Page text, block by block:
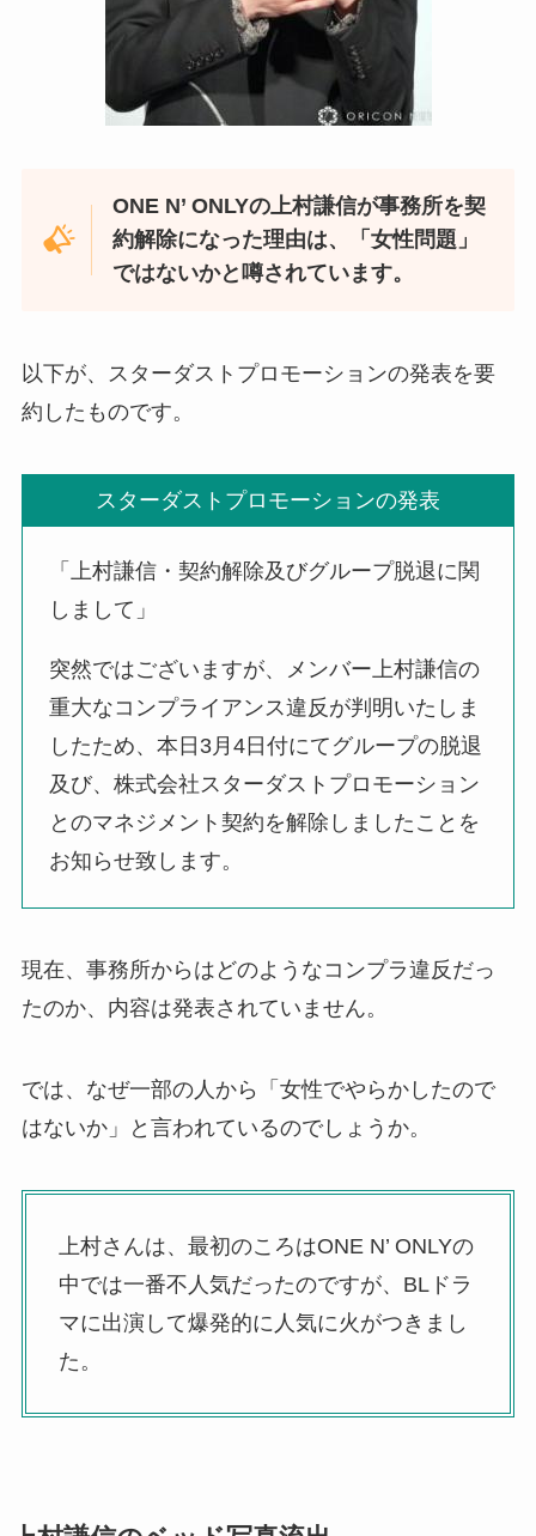
ONE N’ ONLYの上村謙信が事務所を契
約解除になった理由は、「女性問題」
ではないかと噂されています。
以下が、スターダストプロモーションの発表を要
約したものです。
スターダストプロモーションの発表
「上村謙信・契約解除及びグループ脱退に関
しまして」
突然ではございますが、メンバー上村謙信の
重大なコンプライアンス違反が判明いたしま
したため、本日3月4日付にてグループの脱退
及び、株式会社スターダストプロモーション
とのマネジメント契約を解除しましたことを
お知らせ致します。
現在、事務所からはどのようなコンプラ違反だっ
たのか、内容は発表されていません。
では、なぜ一部の人から「女性でやらかしたので
はないか」と言われているのでしょうか。
上村さんは、最初のころはONE N’ ONLYの
中では一番不人気だったのですが、BLドラ
マに出演して爆発的に人気に火がつきまし
た。